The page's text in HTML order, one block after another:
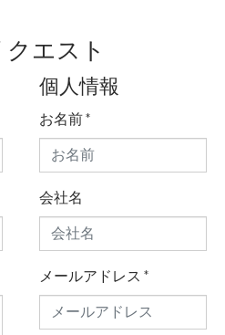
エスト
個人情報
お名前*
会社名
メールアドレス *